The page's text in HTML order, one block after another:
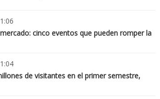
cinco eventos que pueden romper la
de visitantes en el primer semestre,